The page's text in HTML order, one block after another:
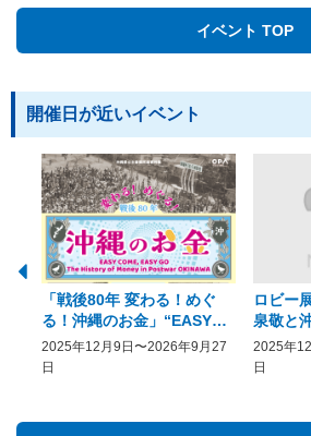
イベント TOP
開催日が近いイベント
「戦後80年 変わる！めぐ
る！沖縄のお金」“EASY
COME, EASY GO － The
History of Money in
2025年12月9日〜2026年9月27
日
ロビー
泉敬と
2025年
日